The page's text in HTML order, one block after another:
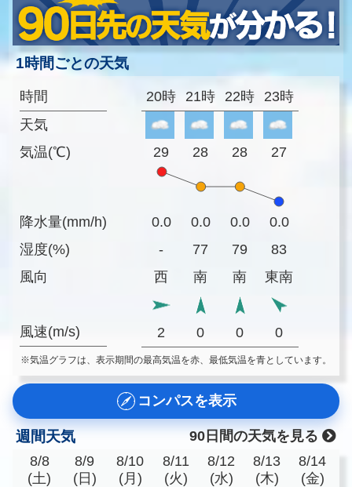
1時間ごとの天気
時間
天気
気温(℃)
降水量(mm/h)
湿度(%)
風向
風速(m/s)
20時 21時 22時 23時
29 28 28 27
0.0 0.0 0.0
0.0
-
77 79
83
西
南 南 東南
2 0 0 0
※気温グラフは、表示期間の最高気温を赤、最低気温を青としています。
コンパスを表示
週間天気
90日間の天気を見る
8/8
(土)
8/9
(日)
8/10
(月)
8/11
(火)
8/12
(水)
8/13
(木)
8/14
(金)